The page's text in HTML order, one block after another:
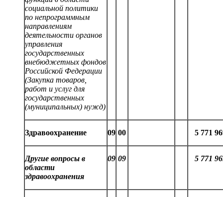
социальной политики
по непрограммным
направлениям
деятельности органов
управления
государственных
внебюджетных фондов
Российской Федерации
(Закупка товаров,
работ и услуг для
государственных
(муниципальных) нужд)
Здравоохранение 09 00 5 771
Другие вопросы в
области
здравоохранения
09 09 5 771